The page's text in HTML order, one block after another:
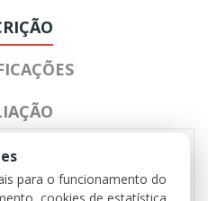
Velcro:
para o funcionamento do
cookies de estatística